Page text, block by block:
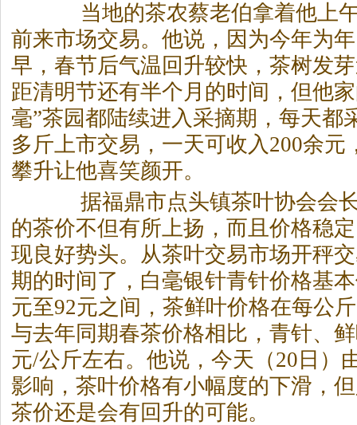
当地的茶农蔡老伯拿着他上午
前来市场交易。他说，因为今年为
早，春节后气温回升较快，茶树发
距清明节还有半个月的时间，但他
毫”茶园都陆续进入采摘期，每天都
多斤上市交易，一天可收入200余元
攀升让他喜笑颜开。
据福鼎市点头镇茶叶协会会长
的茶价不但有所上扬，而且价格稳
现良好势头。从茶叶交易市场开秤
期的时间了，白毫银针青针价格基
元至92元之间，茶鲜叶价格在每公
与去年同期春茶价格相比，青针、
元/公斤左右。他说，今天（20日）
影响，茶叶价格有小幅度的下滑，
茶价还是会有回升的可能。